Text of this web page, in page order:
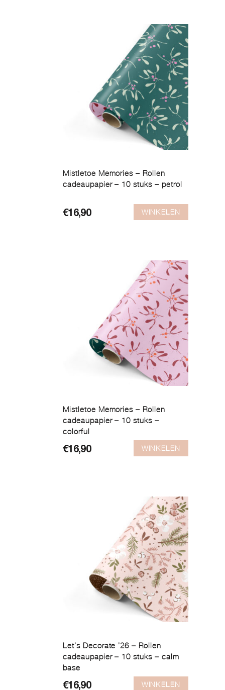
Mistletoe Memories – Rollen
cadeaupapier – 10 stuks – petrol
€16,90 WINKELEN
Mistletoe Memories – Rollen
cadeaupapier – 10 stuks –
colorful
€16,90 WINKELEN
Let’s Decorate ’26 – Rollen
cadeaupapier – 10 stuks – calm
base
€16,90 WINKELEN